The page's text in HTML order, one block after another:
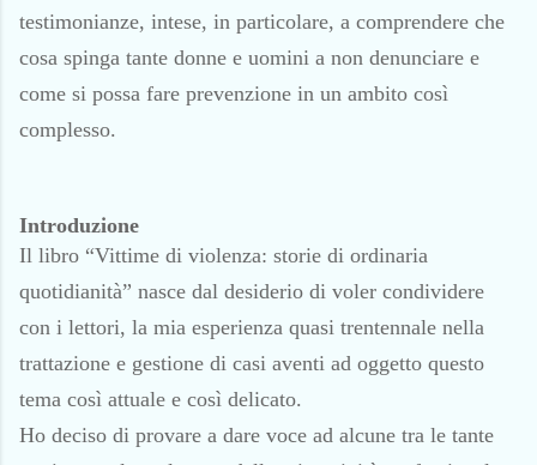
testimonianze, intese, in particolare, a comprendere che
cosa spinga tante donne e uomini a non denunciare e
come si possa fare prevenzione in un ambito così
complesso.
Introduzione
Il libro “Vittime di violenza: storie di ordinaria
quotidianità” nasce dal desiderio di voler condividere
con i lettori, la mia esperienza quasi trentennale nella
trattazione e gestione di casi aventi ad oggetto questo
tema così attuale e così delicato.
Ho deciso di provare a dare voce ad alcune tra le tante